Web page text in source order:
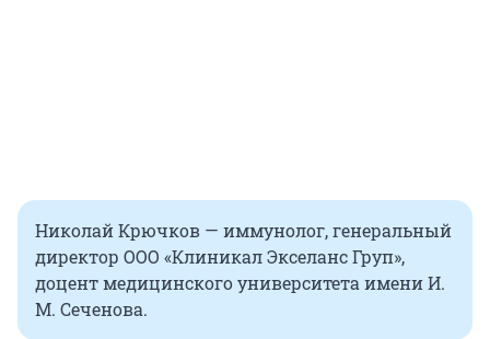
Николай Крючков — иммунолог, генеральный
директор ООО «Клиникал Экселанс Груп»,
доцент медицинского университета имени И.
М. Сеченова.